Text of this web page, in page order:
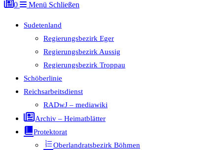
0 Menü Schließen
Sudetenland
Regierungsbezirk Eger
Regierungsbezirk Aussig
Regierungsbezirk Troppau
Schöberlinie
Reichsarbeitsdienst
RADwJ – mediawiki
Archiv – Heimatblätter
Protektorat
Oberlandratsbezirk Böhmen